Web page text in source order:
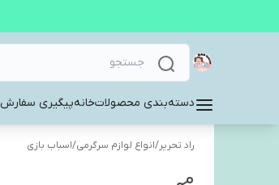
دسته‌بندی محصولاتخانهپیگیری سفارش
راد تحریر/انواع لوازم سرگرمی/اسباب بازی